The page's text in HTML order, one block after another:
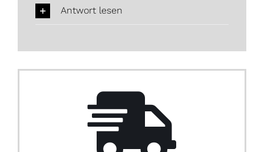
Antwort lesen